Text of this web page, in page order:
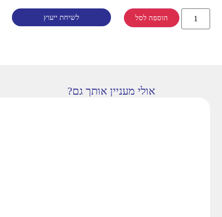
הוספה לסל לשיחת ייעוץ
אולי מעניין אותך גם?